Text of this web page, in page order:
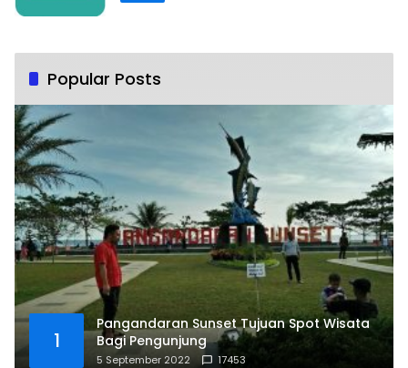
Popular Posts
1
Pangandaran Sunset Tujuan Spot Wisata
Bagi Pengunjung
5 September 2022 17453